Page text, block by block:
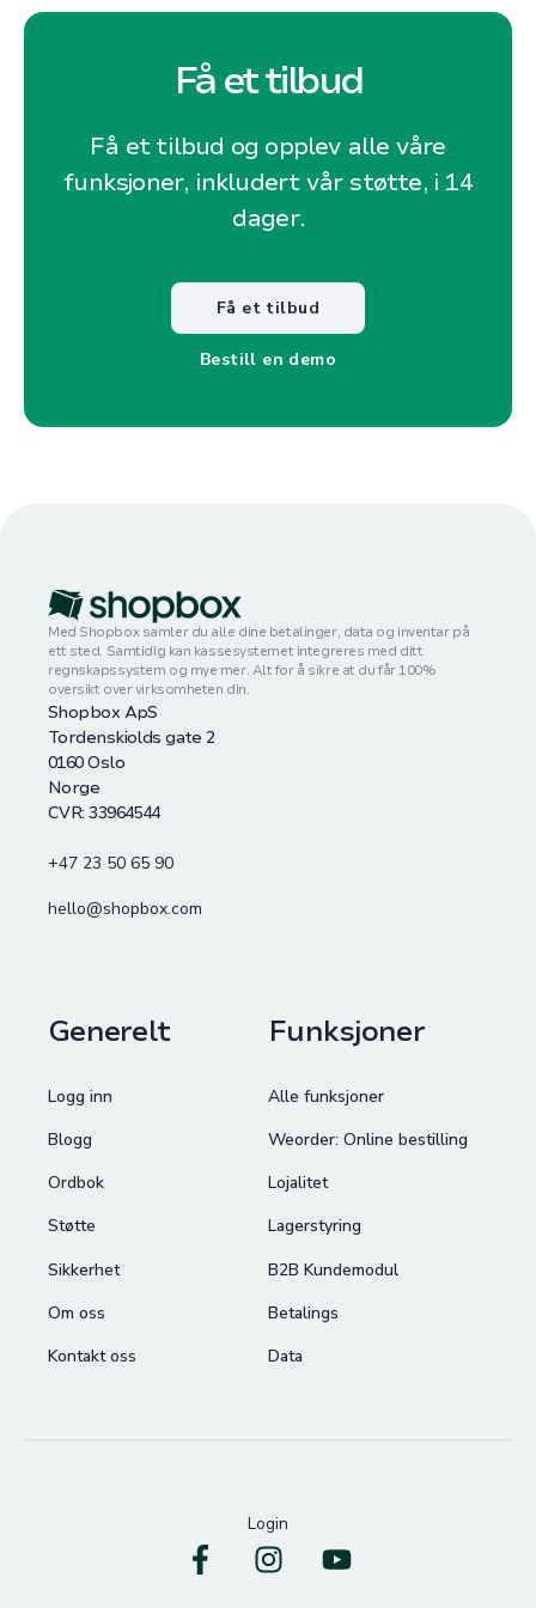
Få et tilbud
Få et tilbud og opplev alle våre
funksjoner, inkludert vår støtte, i 14
dager.
Få et tilbud
Bestill en demo
Med Shopbox samler du alle dine betalinger, data og inventar på
ett sted. Samtidig kan kassesystemet integreres med ditt
regnskapssystem og mye mer. Alt for å sikre at du får 100%
oversikt over virksomheten din.
Shopbox ApS
Tordenskiolds gate 2
0160 Oslo
Norge
CVR: 33964544
+47 23 50 65 90
hello@shopbox.com
Generelt
Logg inn
Blogg
Ordbok
Støtte
Sikkerhet
Om oss
Kontakt oss
Funksjoner
Alle funksjoner
Weorder: Online bestilling
Lojalitet
Lagerstyring
B2B Kundemodul
Betalings
Data
Login